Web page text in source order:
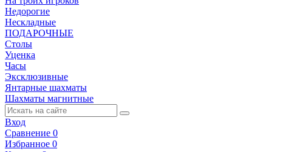
Недорогие
Нескладные
ПОДАРОЧНЫЕ
Столы
Уценка
Часы
Эксклюзивные
Янтарные шахматы
Шахматы магнитные
Вход
Сравнение 0
Избранное 0